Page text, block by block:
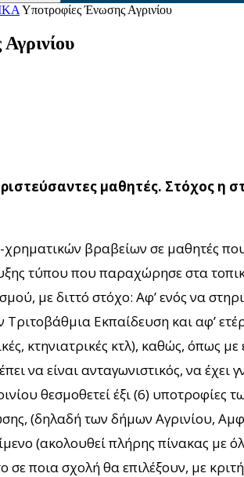
Υποτροφίες Ένωσης Αγρινίου
μαθητές. Στόχος η
βραβείων σε μαθητές
τύπου που παραχώρησε στα
με διττό στόχο: Αφ’ ενός να
Τριτοβάθμια Εκπαίδευση και αφ’
κτηνιατρικές κτλ), καθώς, όπως
να είναι ανταγωνιστικός, να
θεσμοθετεί έξι (6)
(δηλαδή των δήμων Αγρινίου,
(ακολουθεί πλήρης πίνακας με
σε ποια σχολή θα επιλέξουν, με